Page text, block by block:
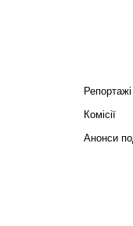
Репортажі
Комісії
Анонси